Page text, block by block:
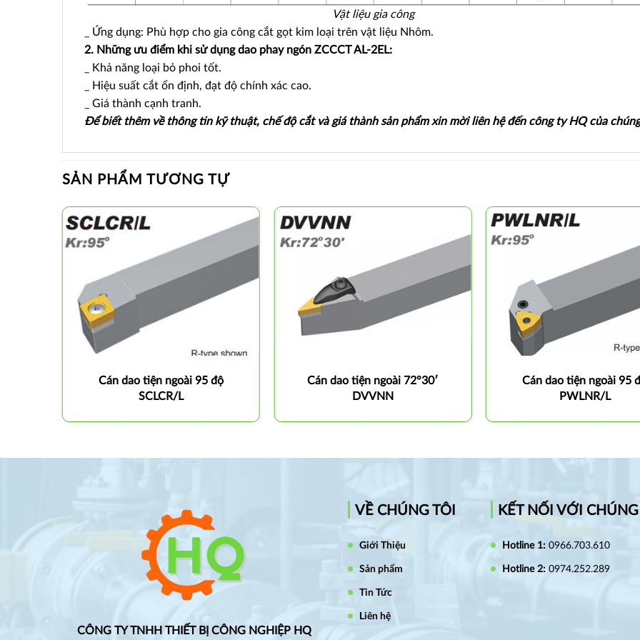
Vật liệu gia công
_ Ứng dụng: Phù hợp cho gia công cắt gọt kim loại trên vật liệu Nhôm.
2. Những ưu điểm khi sử dụng dao phay ngón ZCCCT AL-2EL:
_ Khả năng loại bỏ phoi tốt.
_ Hiệu suất cắt ổn định, đạt độ chính xác cao.
_ Giá thành cạnh tranh.
Để biết thêm về thông tin kỹ thuật, chế độ cắt và giá thành sản phẩm xin mời liên hệ đến công ty HQ của
SẢN PHẨM TƯƠNG TỰ
Cán dao tiện ngoài 95 độ
SCLCR/L
Cán dao tiện ngoài 72°30′
DVVNN
Cán dao tiện ngoài 95
PWLNR/L
CÔNG TY TNHH THIẾT BỊ CÔNG NGHIỆP HQ
VỀ CHÚNG TÔI
Giới Thiệu
Sản phẩm
Tin Tức
Liên hệ
KẾT NỐI VỚI
Hotline 1: 0966.703.610
Hotline 2: 0974.252.289